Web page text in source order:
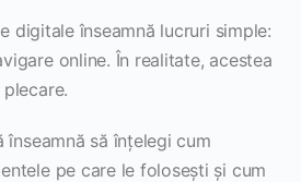
digitale înseamnă lucruri simple:
online. În realitate, acestea
să înțelegi cum
pe care le folosești și cum